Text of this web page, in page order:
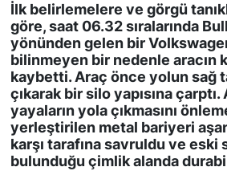
İlk belirlemelere ve görgü
göre, saat 06.32 sıralarında
yönünden gelen bir
bilinmeyen bir nedenle aracın
kaybetti. Araç önce yolun sağ
çıkarak bir silo yapısına çarptı.
yayaların yola çıkmasını
yerleştirilen metal bariyeri
karşı tarafına savruldu ve
bulunduğu çimlik alanda